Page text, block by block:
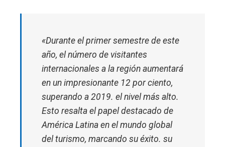
«Durante el primer semestre de este
año, el número de visitantes
internacionales a la región aumentará
en un impresionante 12 por ciento,
superando a 2019. el nivel más alto.
Esto resalta el papel destacado de
América Latina en el mundo global
del turismo, marcando su éxito. su